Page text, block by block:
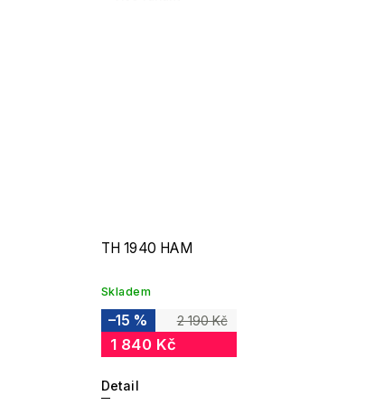
TH 1940 HAM
Skladem
2 190 Kč
–15 %
1 840 Kč
Detail